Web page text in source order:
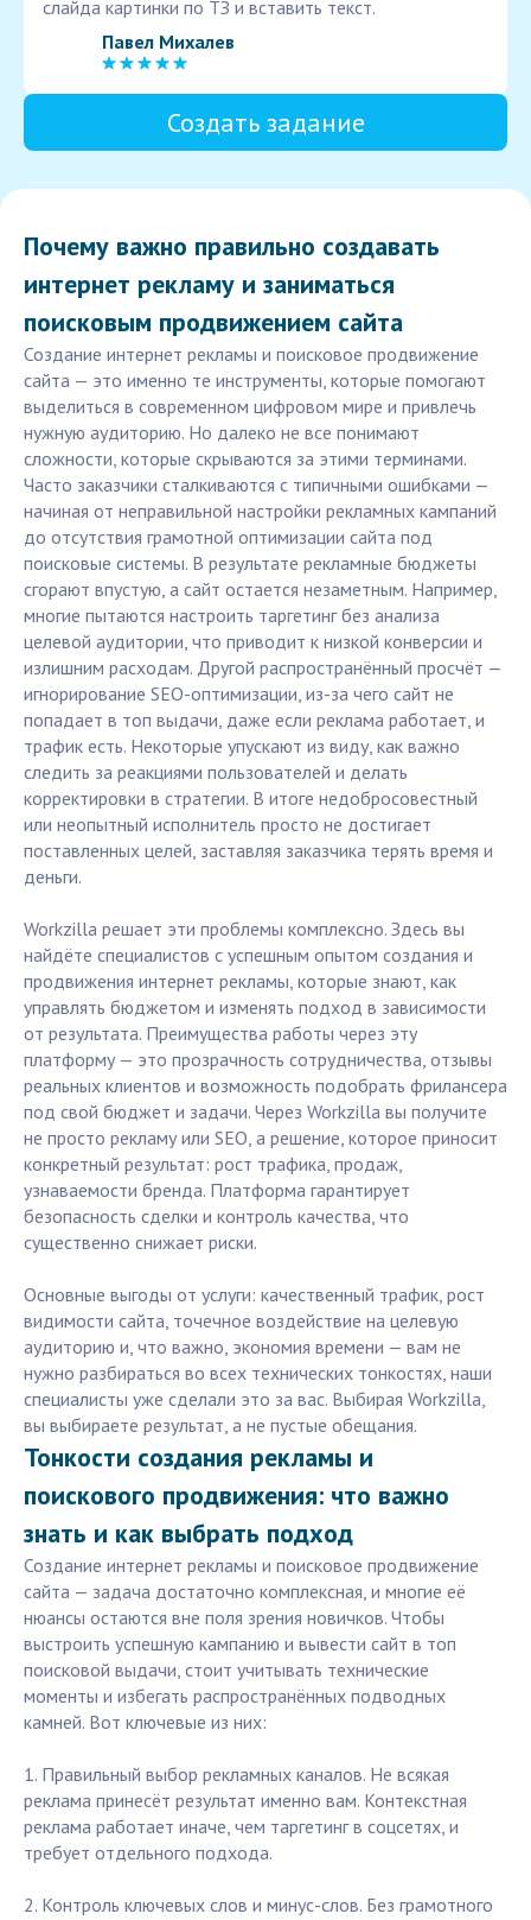
слайда картинки по ТЗ и вставить текст.
Павел Михалев
Создать задание
Почему важно правильно создавать
интернет рекламу и заниматься
поисковым продвижением сайта
Создание интернет рекламы и поисковое продвижение
сайта — это именно те инструменты, которые помогают
выделиться в современном цифровом мире и привлечь
нужную аудиторию. Но далеко не все понимают
сложности, которые скрываются за этими терминами.
Часто заказчики сталкиваются с типичными ошибками —
начиная от неправильной настройки рекламных кампаний
до отсутствия грамотной оптимизации сайта под
поисковые системы. В результате рекламные бюджеты
сгорают впустую, а сайт остается незаметным. Например,
многие пытаются настроить таргетинг без анализа
целевой аудитории, что приводит к низкой конверсии и
излишним расходам. Другой распространённый просчёт —
игнорирование SEO-оптимизации, из-за чего сайт не
попадает в топ выдачи, даже если реклама работает, и
трафик есть. Некоторые упускают из виду, как важно
следить за реакциями пользователей и делать
корректировки в стратегии. В итоге недобросовестный
или неопытный исполнитель просто не достигает
поставленных целей, заставляя заказчика терять время и
деньги.
Workzilla решает эти проблемы комплексно. Здесь вы
найдёте специалистов с успешным опытом создания и
продвижения интернет рекламы, которые знают, как
управлять бюджетом и изменять подход в зависимости
от результата. Преимущества работы через эту
платформу — это прозрачность сотрудничества, отзывы
реальных клиентов и возможность подобрать фрилансера
под свой бюджет и задачи. Через Workzilla вы получите
не просто рекламу или SEO, а решение, которое приносит
конкретный результат: рост трафика, продаж,
узнаваемости бренда. Платформа гарантирует
безопасность сделки и контроль качества, что
существенно снижает риски.
Основные выгоды от услуги: качественный трафик, рост
видимости сайта, точечное воздействие на целевую
аудиторию и, что важно, экономия времени — вам не
нужно разбираться во всех технических тонкостях, наши
специалисты уже сделали это за вас. Выбирая Workzilla,
вы выбираете результат, а не пустые обещания.
Тонкости создания рекламы и
поискового продвижения: что важно
знать и как выбрать подход
Создание интернет рекламы и поисковое продвижение
сайта — задача достаточно комплексная, и многие её
нюансы остаются вне поля зрения новичков. Чтобы
выстроить успешную кампанию и вывести сайт в топ
поисковой выдачи, стоит учитывать технические
моменты и избегать распространённых подводных
камней. Вот ключевые из них:
1. Правильный выбор рекламных каналов. Не всякая
реклама принесёт результат именно вам. Контекстная
реклама работает иначе, чем таргетинг в соцсетях, и
требует отдельного подхода.
2. Контроль ключевых слов и минус-слов. Без грамотного